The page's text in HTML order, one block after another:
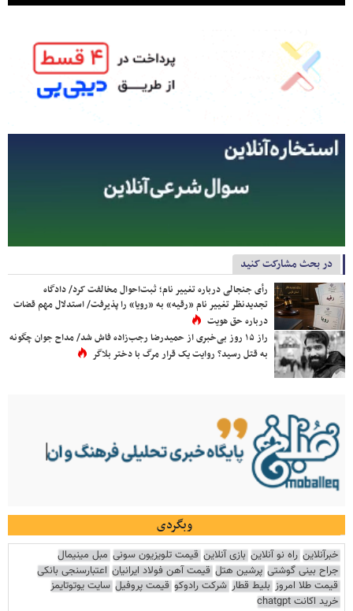
در بحث مشارکت کنید
رأی جنجالی درباره تغییر نام؛ ثبت‌احوال مخالفت کرد/ دادگاه
تجدیدنظر تغییر نام «رقیه» به «رویا» را پذیرفت/ استدلال مهم قضات
درباره حق هویت
راز ۱۵ روز بی‌خبری از حمیدرضا رجب‌زاده فاش شد/ مداح جوان چگونه
به قتل رسید؟ روایت یک قرار مرگ با دختر بلاگر
وبگردی
خبرآنلاین راه نو آنلاین بازی آنلاین قیمت تلویزیون سونی مبل مینیمال
جراح بینی گوشتی پرشین هتل قیمت آهن فولاد ایرانیان اعتبارسنجی بانکی
قیمت طلا امروز بلیط قطار شرکت رادوکو قیمت پروفیل سایت یوتوتایمز
خرید اکانت chatgpt